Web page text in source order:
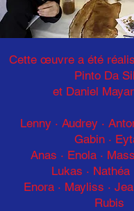
Cette œuvre a été
Pinto Da
et Daniel
Lenny · Audrey ·
Gabin ·
Anas · Enola ·
Lukas · Nathéa
Enora · Mayliss ·
Rubis